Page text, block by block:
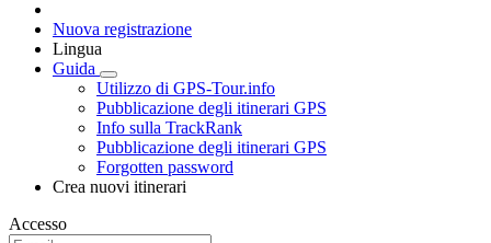
Nuova registrazione
Lingua
Guida
Utilizzo di GPS-Tour.info
Pubblicazione degli itinerari GPS
Info sulla TrackRank
Pubblicazione degli itinerari GPS
Forgotten password
Crea nuovi itinerari
Accesso